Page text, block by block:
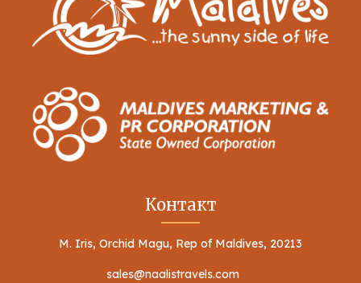
Контакт
M. Iris, Orchid Magu, Rep of Maldives, 20213
sales@naalistravels.com